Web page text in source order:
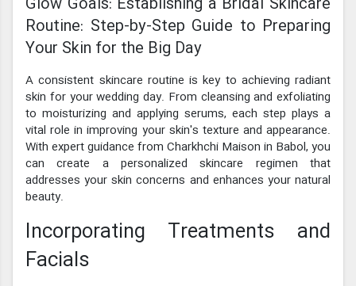
Routine: Step-by-Step Guide to Preparing
Your Skin for the Big Day
A consistent skincare routine is key to achieving radiant
skin for your wedding day. From cleansing and exfoliating
to moisturizing and applying serums, each step plays a
vital role in improving your skin's texture and appearance.
With expert guidance from Charkhchi Maison in Babol, you
can create a personalized skincare regimen that
addresses your skin concerns and enhances your natural
beauty.
Incorporating Treatments and
Facials